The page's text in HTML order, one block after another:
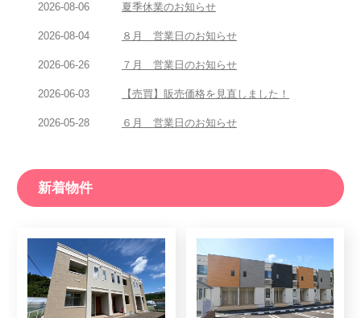
2026-08-06 夏季休業のお知らせ
2026-08-04 ８月 営業日のお知らせ
2026-06-26 ７月 営業日のお知らせ
2026-06-03 【売買】販売価格を見直しました！
2026-05-28 ６月 営業日のお知らせ
新着物件